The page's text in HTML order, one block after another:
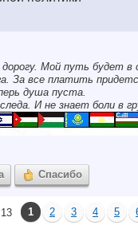
Мой путь будет в
За все платить
душа пуста.
И не знает боли в
Спасибо
1 2 3 4 5